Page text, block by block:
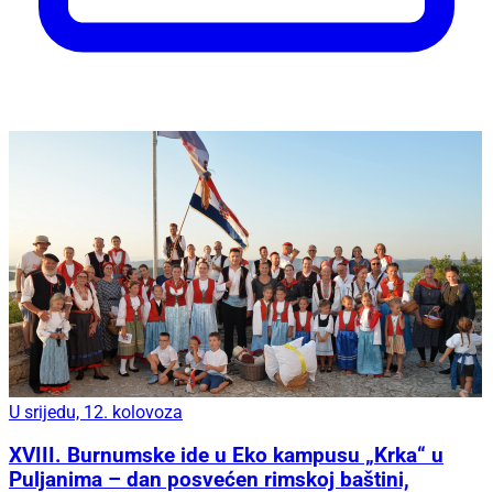
U srijedu, 12. kolovoza
XVIII. Burnumske ide u Eko kampusu „Krka“ u
Puljanima – dan posvećen rimskoj baštini,